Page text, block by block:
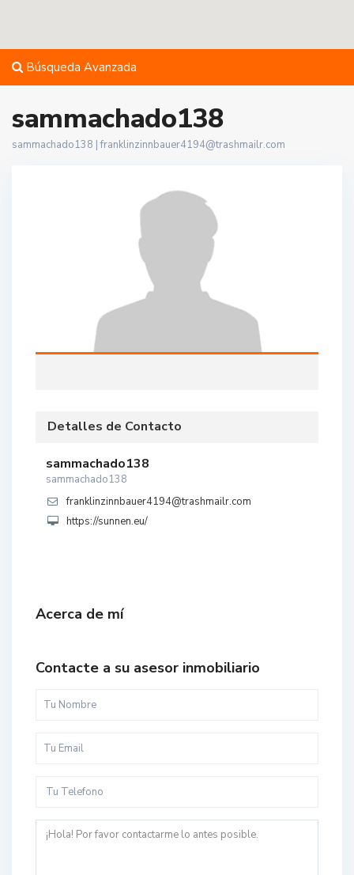
Búsqueda Avanzada
sammachado138
sammachado138 |franklinzinnbauer4194@trashmailr.com
Detalles de Contacto
sammachado138
sammachado138
franklinzinnbauer4194@trashmailr.com
https://sunnen.eu/
Acerca de mí
Contacte a su asesor inmobiliario